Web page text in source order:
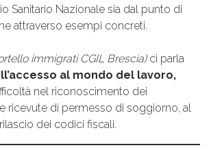
Sanitario Nazionale sia dal punto di
attraverso esempi concreti.
immigrati CGIL Brescia)ci parla
al mondo del lavoro,
nel riconoscimento dei
ricevute di permesso di soggiorno, al
dei codici fiscali.